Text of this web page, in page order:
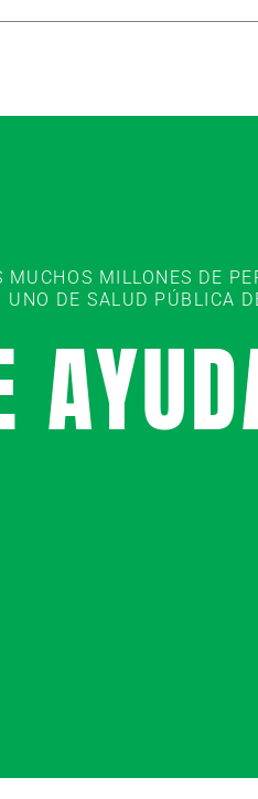
MILLONES DE
UNO DE SALUD PÚBLICA